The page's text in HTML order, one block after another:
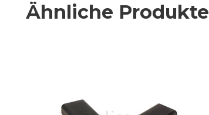
Ähnliche Produkte